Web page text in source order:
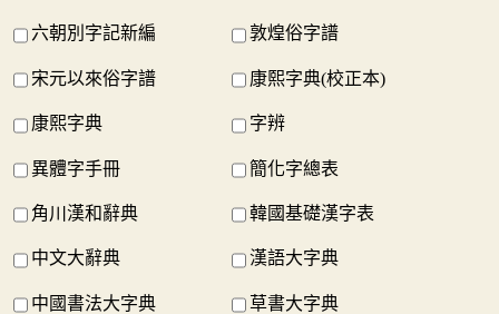
六朝別字記新編 敦煌俗字譜
宋元以來俗字譜 康熙字典(校正本)
康熙字典 字辨
異體字手冊 簡化字總表
角川漢和辭典 韓國基礎漢字表
中文大辭典 漢語大字典
中國書法大字典 草書大字典